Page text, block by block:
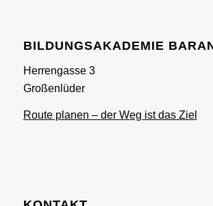
BILDUNGSAKADEMIE
Herrengasse 3
Großenlüder
Route planen – der Weg ist das Ziel